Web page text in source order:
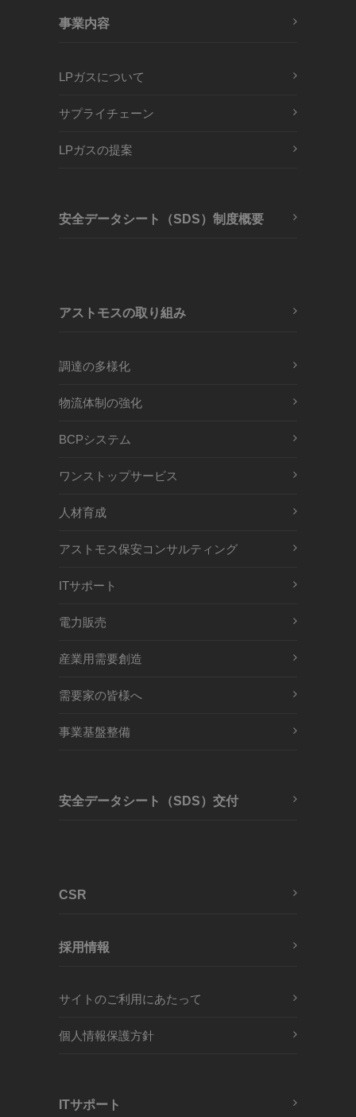
事業内容
LPガスについて
サプライチェーン
LPガスの提案
安全データシート（SDS）制度概要
アストモスの取り組み
調達の多様化
物流体制の強化
BCPシステム
ワンストップサービス
人材育成
アストモス保安コンサルティング
ITサポート
電力販売
産業用需要創造
需要家の皆様へ
事業基盤整備
安全データシート（SDS）交付
CSR
採用情報
サイトのご利用にあたって
個人情報保護方針
ITサポート